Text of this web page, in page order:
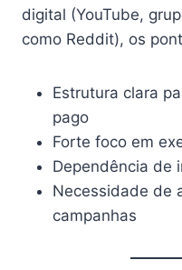
digital (YouTube,
como Reddit), os
Estrutura clara
pago
Forte foco em
Dependência de
Necessidade de
campanhas